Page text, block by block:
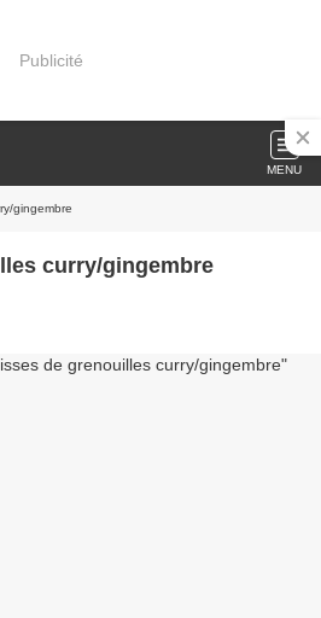
Publicité
MENU
gingembre
curry/gingembre